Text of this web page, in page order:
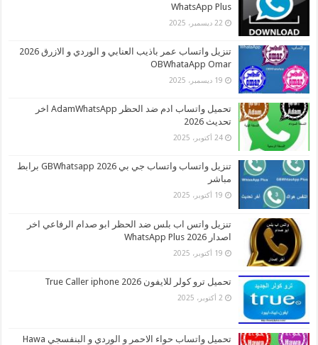
WhatsApp Plus
22 ديسمبر، 2025
تنزيل واتساب عمر باذيب العنابي و الوردي و الازرق 2026
OBWhataApp Omar
19 ديسمبر، 2025
تحميل واتساب ادم ضد الحظر AdamWhatsApp اخر
تحديث 2026
24 أكتوبر، 2025
تنزيل واتساب واتساب جي بي 2026 GBWhatsapp برابط
مباشر
19 أكتوبر، 2025
تنزيل واتس اب بلس ضد الحظر ابو صدام الرفاعي اخر
اصدار 2026 WhatsApp Plus
19 أكتوبر، 2025
تحميل ترو كولر للايفون 2026 True Caller iphone
2 أكتوبر، 2025
تحميل واتساب حواء الاحمر و الوردي و البنفسجي Hawa